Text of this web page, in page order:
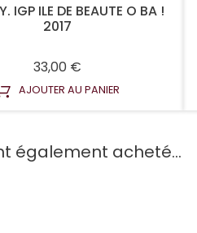
IGP ILE DE BEAUTE O BA !
2017
33,00 €Prix
AJOUTER AU PANIER
également acheté...